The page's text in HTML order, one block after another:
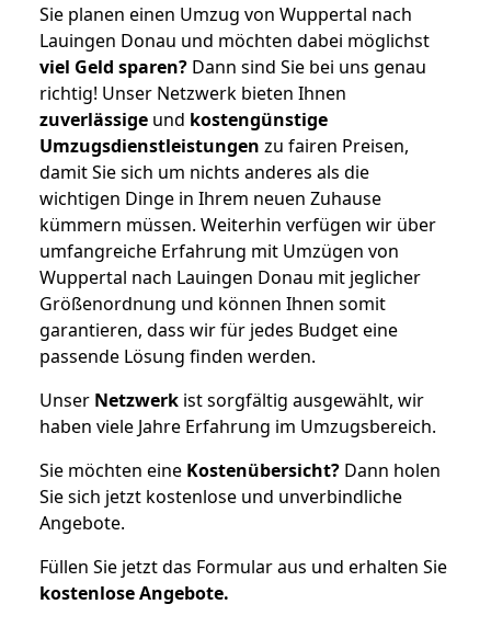
Sie planen einen Umzug von Wuppertal nach
Lauingen Donau und möchten dabei möglichst
viel Geld sparen? Dann sind Sie bei uns genau
richtig! Unser Netzwerk bieten Ihnen
zuverlässige und kostengünstige
Umzugsdienstleistungen zu fairen Preisen,
damit Sie sich um nichts anderes als die
wichtigen Dinge in Ihrem neuen Zuhause
kümmern müssen. Weiterhin verfügen wir über
umfangreiche Erfahrung mit Umzügen von
Wuppertal nach Lauingen Donau mit jeglicher
Größenordnung und können Ihnen somit
garantieren, dass wir für jedes Budget eine
passende Lösung finden werden.
Unser Netzwerk ist sorgfältig ausgewählt, wir
haben viele Jahre Erfahrung im Umzugsbereich.
Sie möchten eine Kostenübersicht? Dann holen
Sie sich jetzt kostenlose und unverbindliche
Angebote.
Füllen Sie jetzt das Formular aus und erhalten Sie
kostenloseAngebote.